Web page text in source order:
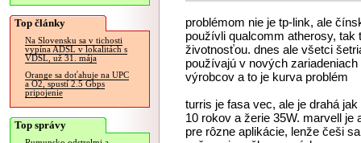
Top články
Na Slovensku sa v tichosti
vypína ADSL v lokalitách s
VDSL, už 31. mája
Orange sa doťahuje na UPC
a O2, spustí 2.5 Gbps
pripojenie
Top správy
problémom nie je tp-link, ale
používli qualcomm atherosy, tak
životnosťou. dnes ale všetci
používajú v nových
výrobcov a to je kurva problém
turris je fasa vec, ale je drahá
10 rokov a žerie 35W. marvell
pre rôzne aplikácie, lenže češi